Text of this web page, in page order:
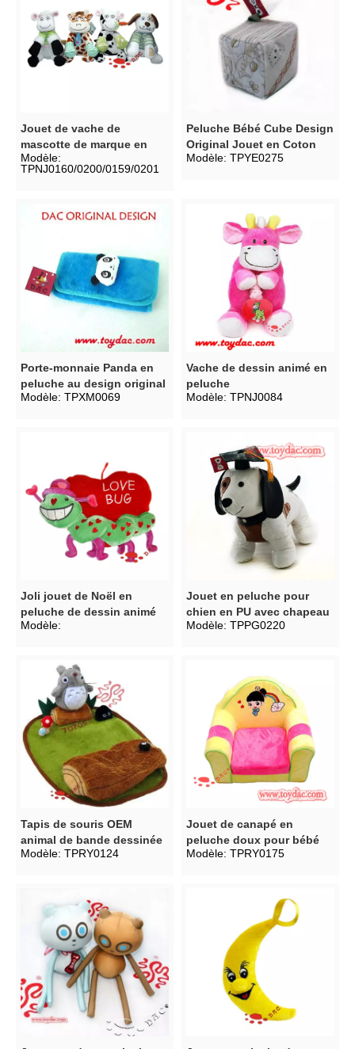
Jouet de vache de
mascotte de marque en
peluche
Modèle:
TPNJ0160/0200/0159/0201
Peluche Bébé Cube Design
Original Jouet en Coton
Bio
Modèle: TPYE0275
Porte-monnaie Panda en
peluche au design original
Modèle: TPXM0069
Vache de dessin animé en
peluche
Modèle: TPNJ0084
Joli jouet de Noël en
peluche de dessin animé
Modèle:
Jouet en peluche pour
chien en PU avec chapeau
de docteur
Modèle: TPPG0220
Tapis de souris OEM
animal de bande dessinée
en peluche
Modèle: TPRY0124
Jouet de canapé en
peluche doux pour bébé
Modèle: TPRY0175